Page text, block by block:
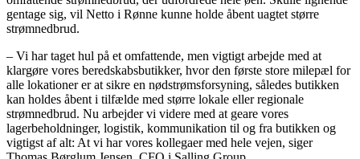
gentage sig, vil Netto i Rønne kunne holde åbent uagtet større
strømnedbrud.
– Vi har taget hul på et omfattende, men vigtigt arbejde med at
klargøre vores beredskabsbutikker, hvor den første store milepæl for
alle lokationer er at sikre en nødstrømsforsyning, således butikken
kan holdes åbent i tilfælde med større lokale eller regionale
strømnedbrud. Nu arbejder vi videre med at geare vores
lagerbeholdninger, logistik, kommunikation til og fra butikken og
vigtigst af alt: At vi har vores kollegaer med hele vejen, siger